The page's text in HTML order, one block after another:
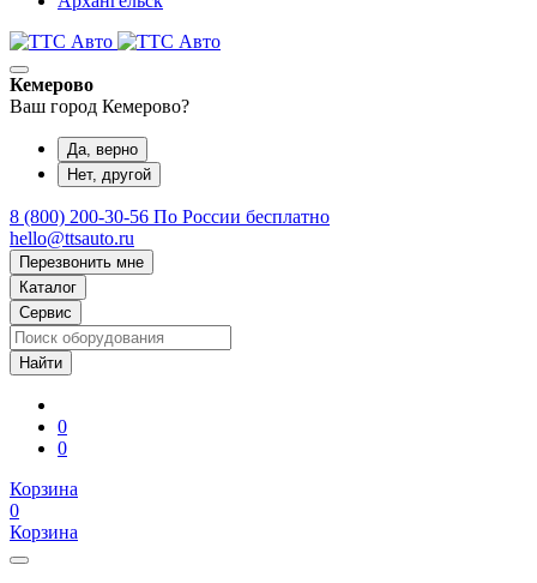
Кемерово
Ваш город Кемерово?
Да, верно
Нет, другой
8 (800) 200-30-56 По России бесплатно
hello@ttsauto.ru
Перезвонить мне
Каталог
Сервис
0
0
Корзина
0
Корзина